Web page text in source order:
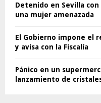
Detenido en Sevilla con
una mujer amenazada
El Gobierno impone el
y avisa con la Fiscalía
Pánico en un
lanzamiento de